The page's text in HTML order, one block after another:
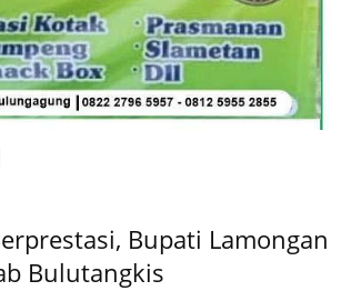
Bupati Lamongan
Bulutangkis